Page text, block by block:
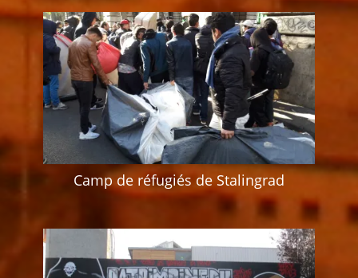
Camp de réfugiés de Stalingrad